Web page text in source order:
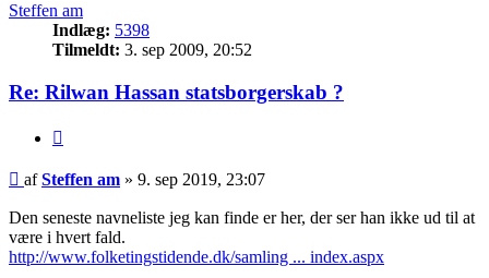
Steffen am
Indlæg: 5398
Tilmeldt: 3. sep 2009, 20:52
Re: Rilwan Hassan statsborgerskab ?
Indlæg
afSteffen am » 9. sep 2019, 23:07
Den seneste navneliste jeg kan finde er her, der ser han ikke ud til at
være i hvert fald.
http://www.folketingstidende.dk/samling ... index.aspx